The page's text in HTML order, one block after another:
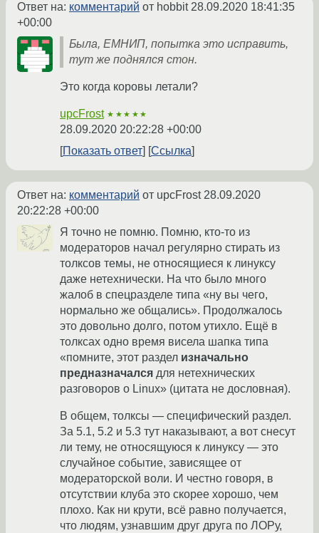
Ответ на: комментарий от hobbit28.09.2020 18:41:35
+00:00
Была, ЕМНИП, попытка это исправить,
тут же поднялся стон.
Это когда коровы летали?
upcFrost ★★★★★
28.09.2020 20:22:28 +00:00
Показать ответ
Ссылка
Ответ на: комментарий от upcFrost28.09.2020
20:22:28 +00:00
Я точно не помню. Помню, кто-то из
модераторов начал регулярно стирать из
толксов темы, не относящиеся к линуксу
даже нетехнически. На что было много
жалоб в спецразделе типа «ну вы чего,
нормально же общались». Продолжалось
это довольно долго, потом утихло. Ещё в
толксах одно время висела шапка типа
«помните, этот раздел изначально
предназначался для нетехнических
разговоров о Linux» (цитата не дословная).
В общем, толксы — специфический раздел.
За 5.1, 5.2 и 5.3 тут наказывают, а вот снесут
ли тему, не относящуюся к линуксу — это
случайное событие, зависящее от
модераторской воли. И честно говоря, в
отсутствии клуба это скорее хорошо, чем
плохо. Как ни крути, всё равно получается,
что людям, узнавшим друг друга по ЛОРу,